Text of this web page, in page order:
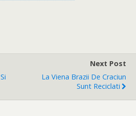
Next Post
La Viena Brazii De Craciun
Sunt Reciclati